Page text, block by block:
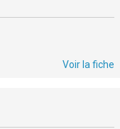
Voir la fiche